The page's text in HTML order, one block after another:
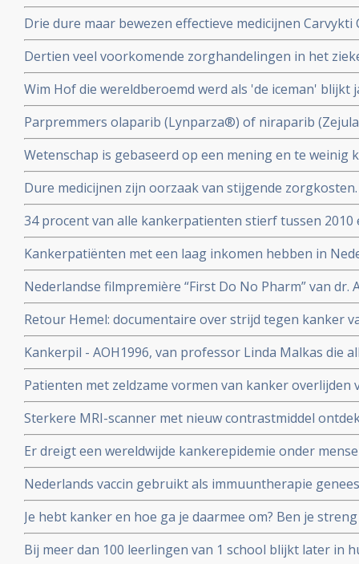
Drie dure maar bewezen effectieve medicijnen
Enhertu Trastuzumab Deruxtecan en Xenpozyme
uit het basispakket omdat ze te duur zijn
Dertien veel voorkomende zorghandelingen in het
uit de richtlijnen omdat de effectiviteit niet bewezen is.
Wim Hof die wereldberoemd werd als 'de iceman' blijkt
geterroriseerd te hebben en wordt beschuldigd door
huiselijk geweld
Parpremmers olaparib (Lynparza®) of niraparib
borstkanker worden gedeeltelijk uit basisverzekering
Nederland
Wetenschap is gebaseerd op een mening en te weinig
collega's n.a.v. 30 diepte interviews met hoogleraren,
postdocs, assistenten in opleiding (PhD’ers) en
Dure medicijnen zijn oorzaak van stijgende
opsporingstechnieken zorgt voor meer
IKNL en RIVM
34 procent van alle kankerpatienten stierf tussen 2010
diagnose. Toch spreekt Integraal Kankercentrum
verbetering
Kankerpatiënten met een laag inkomen hebben in
aan de ziekte te overlijden dan welvarende patiënten.
het Integraal Kankercentrum Nederland
Nederlandse filmpremière “First Do No Pharm” van
november 2024
Retour Hemel: documentaire over strijd tegen kanker
prostaatkanker heeft.
Kankerpil - AOH1996, van professor Linda Malkas die
vernietigen is aan eerste patient gegeven in fase I
Patienten met zeldzame vormen van kanker overlijden
diagnose in vergelijking met veel voorkomende
kunnen vinden van gespecialiseerde behandelcentra
Sterkere MRI-scanner met nieuw contrastmiddel
prostaatkanker in lymfklieren tot op 1 mm
aan Radboud universiteit.
Er dreigt een wereldwijde kankerepidemie onder
aantal darmkankerpatienten stijgt enorm blijkt uit
corona vaccins?
Nederlands vaccin gebruikt als immuuntherapie
osteacarcinoom en honden met blaaskanker reageren
richt op het eiwit vimentine
Je hebt kanker en hoe ga je daarmee om? Ben je
anderen die het moeilijk hebben? Kennislink
Bij meer dan 100 leerlingen van 1 school blijkt later in